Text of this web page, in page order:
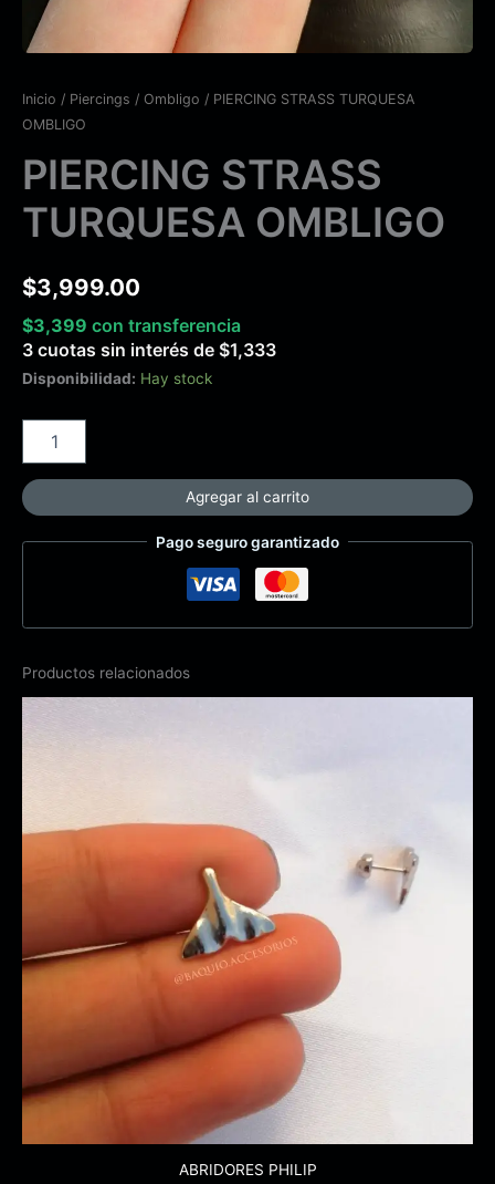
Inicio / Piercings / Ombligo / PIERCING STRASS TURQUESA
OMBLIGO
PIERCING STRASS
TURQUESA OMBLIGO
$3,999.00
$3,399 con transferencia
3 cuotas sin interés de $1,333
Disponibilidad: Hay stock
Agregar al carrito
Pago seguro garantizado
Productos relacionados
ABRIDORES PHILIP